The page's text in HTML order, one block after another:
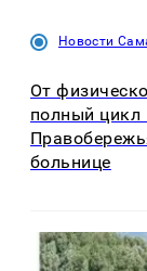
Новости
От
полный цикл
больнице